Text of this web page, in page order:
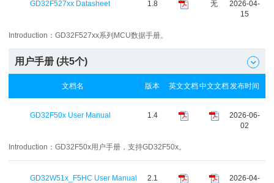
GD32F527xx Datasheet 1.8 无
2026-04-
15
Introduction： GD32F527xx系列MCU数据手册。
用户手册 (共5个) 
文档名 版本 英文文档中文文档发布时间
GD32F50x User Manual 1.4
2026-06-
02
Introduction： GD32F50x用户手册，支持GD32F50x。
GD32W51x_F5HC User Manual 2.1
2026-04-